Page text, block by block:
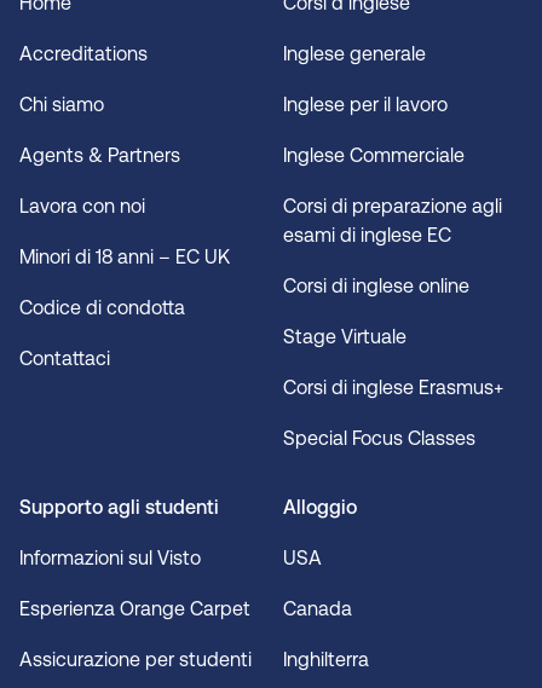
Accreditations
Chi siamo
Agents & Partners
Lavora con noi
Minori di 18 anni – EC UK
Codice di condotta
Contattaci
Inglese generale
Inglese per il lavoro
Inglese Commerciale
Corsi di preparazione agli
esami di inglese EC
Corsi di inglese online
Stage Virtuale
Corsi di inglese Erasmus+
Special Focus Classes
Supporto agli studenti
Informazioni sul Visto
Esperienza Orange Carpet
Assicurazione per studenti
Alloggio
USA
Canada
Inghilterra